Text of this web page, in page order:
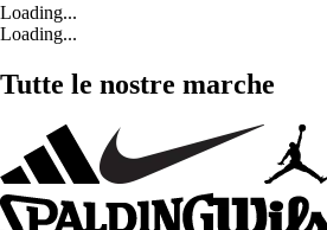
Loading...
Loading...
Tutte le nostre marche